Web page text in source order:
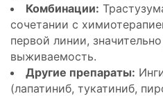
Комбинации:
сочетании с
первой линии,
выживаемость.
Другие препараты:
(лапатиниб, тукатиниб,